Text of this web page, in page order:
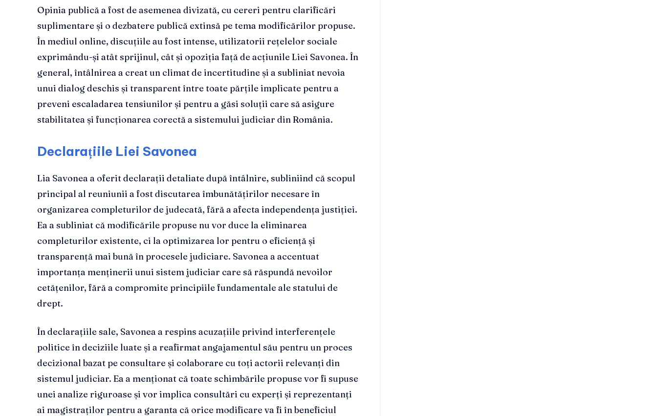
Opinia publică a fost de asemenea divizată, cu cereri pentru clarificări
suplimentare și o dezbatere publică extinsă pe tema modificărilor propuse.
În mediul online, discuțiile au fost intense, utilizatorii rețelelor sociale
exprimându-și atât sprijinul, cât și opoziția față de acțiunile Liei Savonea. În
general, întâlnirea a creat un climat de incertitudine și a subliniat nevoia
unui dialog deschis și transparent între toate părțile implicate pentru a
preveni escaladarea tensiunilor și pentru a găsi soluții care să asigure
stabilitatea și funcționarea corectă a sistemului judiciar din România.
Declarațiile Liei Savonea
Lia Savonea a oferit declarații detaliate după întâlnire, subliniind că scopul
principal al reuniunii a fost discutarea îmbunătățirilor necesare în
organizarea completurilor de judecată, fără a afecta independența justiției.
Ea a subliniat că modificările propuse nu vor duce la eliminarea
completurilor existente, ci la optimizarea lor pentru o eficiență și
transparență mai bună în procesele judiciare. Savonea a accentuat
importanța menținerii unui sistem judiciar care să răspundă nevoilor
cetățenilor, fără a compromite principiile fundamentale ale statului de
drept.
În declarațiile sale, Savonea a respins acuzațiile privind interferențele
politice în deciziile luate și a reafirmat angajamentul său pentru un proces
decizional bazat pe consultare și colaborare cu toți actorii relevanți din
sistemul judiciar. Ea a menționat că toate schimbările propuse vor fi supuse
unei analize riguroase și vor implica consultări cu experți și reprezentanți
ai magistraților pentru a garanta că orice modificare va fi în beneficiul